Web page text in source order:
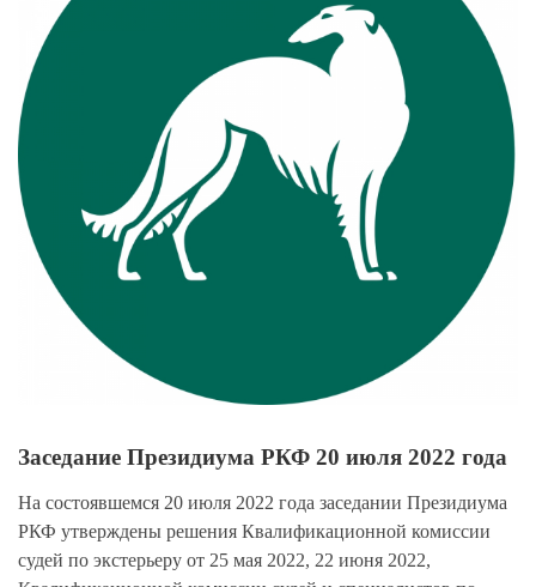
Заседание Президиума РКФ 20 июля 2022 года
На состоявшемся 20 июля 2022 года заседании Президиума
РКФ утверждены решения Квалификационной комиссии
судей по экстерьеру от 25 мая 2022, 22 июня 2022,